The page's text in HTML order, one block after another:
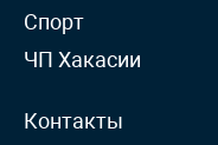
Спорт
ЧП Хакасии
Контакты